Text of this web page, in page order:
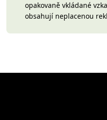
opakovaně vkládané
obsahují neplacenou